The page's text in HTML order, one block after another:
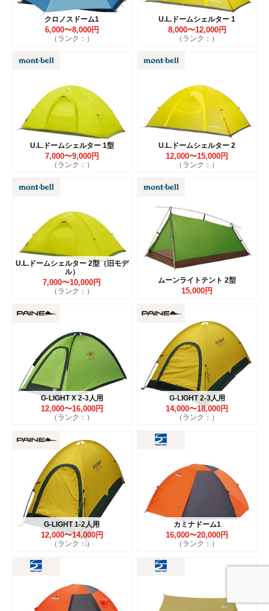
クロノスドーム1
6,000〜8,000円
（ランク：）
U.L.ドームシェルター 1
8,000〜12,000円
（ランク：）
U.L.ドームシェルター 1型
7,000〜9,000円
（ランク：）
U.L.ドームシェルター 2
12,000〜15,000円
（ランク：）
U.L.ドームシェルター 2型（旧モデ
ル）
7,000〜10,000円
（ランク：）
ムーンライトテント 2型
15,000円
G-LIGHT X 2-3人用
12,000〜16,000円
（ランク：）
G-LIGHT 2-3人用
14,000〜18,000円
（ランク：）
G-LIGHT 1-2人用
12,000〜14,000円
（ランク：）
カミナドーム1
16,000〜20,000円
（ランク：）